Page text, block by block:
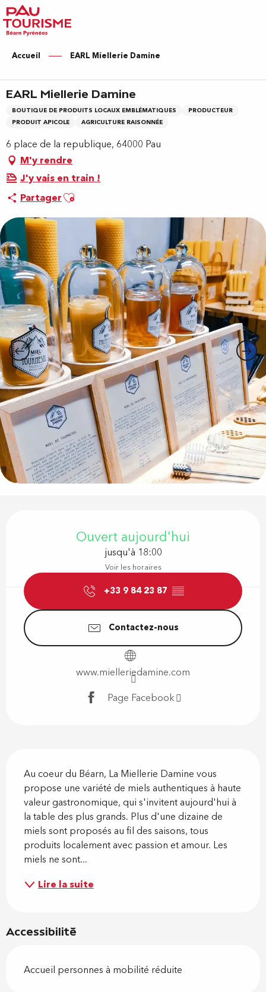
Aller
au
contenu
principal
Accueil EARL Miellerie Damine
EARL Miellerie Damine
BOUTIQUE DE PRODUITS LOCAUX EMBLÉMATIQUES
PRODUCTEUR
PRODUIT APICOLE
AGRICULTURE RAISONNÉE
6 place de la republique, 64000 Pau
M'y rendre
J'y vais en train !
PartagerAjouter aux favoris
Ouvert aujourd'hui
jusqu'à 18:00
Voir les horaires
+33 9 84 23 87 ▒▒
Contactez-nous
www.mielleriedamine.com
Page Facebook
Au coeur du Béarn, La Miellerie Damine vous
propose une variété de miels authentiques à haute
valeur gastronomique, qui s'invitent aujourd'hui à
la table des plus grands. Plus d'une dizaine de
miels sont proposés au fil des saisons, tous
produits localement avec passion et amour. Les
miels ne sont...
Lire la suite
Accessibilité
Accueil personnes à mobilité réduite